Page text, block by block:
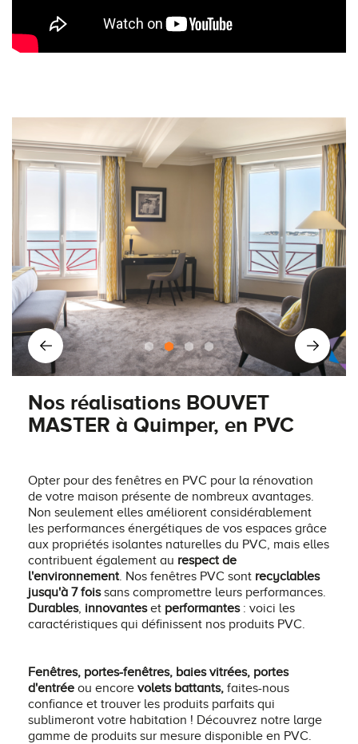
Nos réalisations BOUVET
MASTER à Quimper, en PVC
Opter pour des fenêtres en PVC pour la rénovation
de votre maison présente de nombreux avantages.
Non seulement elles améliorent considérablement
les performances énergétiques de vos espaces grâce
aux propriétés isolantes naturelles du PVC, mais elles
contribuent également au respect de
l'environnement. Nos fenêtres PVC sont recyclables
jusqu'à 7 foissans compromettre leurs performances.
Durables, innovanteset performantes : voici les
caractéristiques qui définissent nos produits PVC.
Fenêtres, portes-fenêtres, baies vitrées, portes
d'entrée ou encore volets battants, faites-nous
confiance et trouver les produits parfaits qui
sublimeront votre habitation ! Découvrez notre large
gamme de produits sur mesure disponible en PVC.